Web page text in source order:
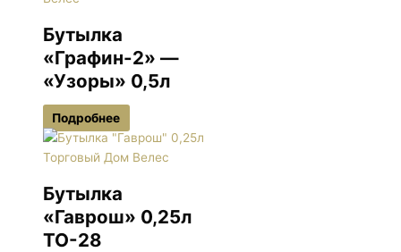
Бутылка
«Графин-2» —
«Узоры» 0,5л
Подробнее
Бутылка
«Гаврош» 0,25л
ТО-28